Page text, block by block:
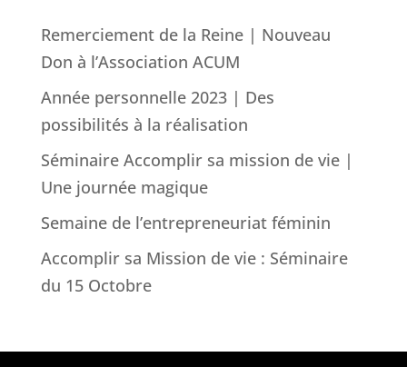
Remerciement de la Reine | Nouveau
Don à l’Association ACUM
Année personnelle 2023 | Des
possibilités à la réalisation
Séminaire Accomplir sa mission de vie |
Une journée magique
Semaine de l’entrepreneuriat féminin
Accomplir sa Mission de vie : Séminaire
du 15 Octobre